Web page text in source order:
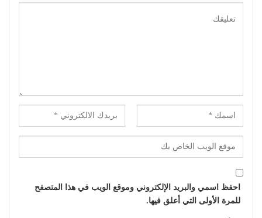
احفظ اسمي والبريد الإلكتروني وموقع الويب في هذا المتصفح
للمرة الأولى التي أعلق فيها.